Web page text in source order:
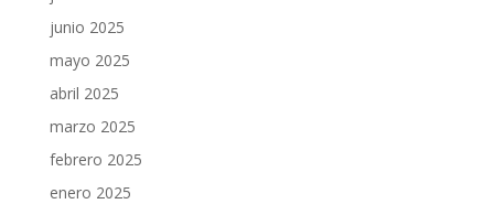
junio 2025
mayo 2025
abril 2025
marzo 2025
febrero 2025
enero 2025